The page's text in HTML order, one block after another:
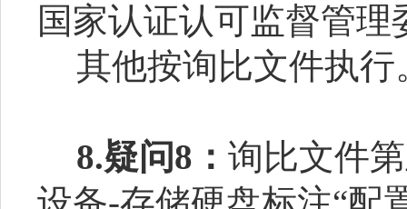
国家认证认可监督管
其他按询比文件执行
8.疑问8 ： 询比文件